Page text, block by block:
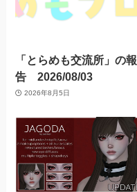
「とらめも交流所」の報
告 2026/08/03
2026年8月5日